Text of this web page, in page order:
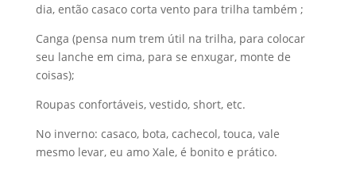
dia, então casaco corta vento para trilha também ;
Canga (pensa num trem útil na trilha, para colocar
seu lanche em cima, para se enxugar, monte de
coisas);
Roupas confortáveis, vestido, short, etc.
No inverno: casaco, bota, cachecol, touca, vale
mesmo levar, eu amo Xale, é bonito e prático.